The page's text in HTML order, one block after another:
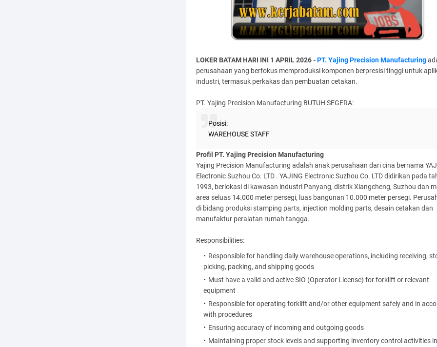
LOKER BATAM HARI INI 1 APRIL 2026 -PT. Yajing Precision Manufacturing
perusahaan yang berfokus memproduksi komponen berpresisi tinggi untuk
industri, termasuk perkakas dan pembuatan cetakan.
PT. Yajing Precision Manufacturing BUTUH SEGERA:
Posisi:
WAREHOUSE STAFF
Profil PT. Yajing Precision Manufacturing
Yajing Precision Manufacturing adalah anak perusahaan dari cina bernama
Electronic Suzhou Co. LTD . YAJING Electronic Suzhou Co. LTD didirikan pada
1993, berlokasi di kawasan industri Panyang, distrik Xiangcheng, Suzhou dan
area seluas 14.000 meter persegi, luas bangunan 10.000 meter persegi.
di bidang produksi stamping parts, injection molding parts, desain cetakan dan
manufaktur peralatan rumah tangga.
Responsibilities:
Responsible for handling daily warehouse operations, including receiving,
picking, packing, and shipping goods
Must have a valid and active SIO (Operator License) for forklift or relevant
equipment
Responsible for operating forklift and/or other equipment safely and in
with procedures
Ensuring accuracy of incoming and outgoing goods
Maintaining proper stock levels and supporting inventory control activities